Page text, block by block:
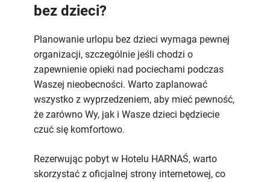
bez dzieci?
Planowanie urlopu bez dzieci wymaga pewnej
organizacji, szczególnie jeśli chodzi o
zapewnienie opieki nad pociechami podczas
Waszej nieobecności. Warto zaplanować
wszystko z wyprzedzeniem, aby mieć pewność,
że zarówno Wy, jak i Wasze dzieci będziecie
czuć się komfortowo.
Rezerwując pobyt w Hotelu HARNAŚ, warto
skorzystać z oficjalnej strony internetowej, co